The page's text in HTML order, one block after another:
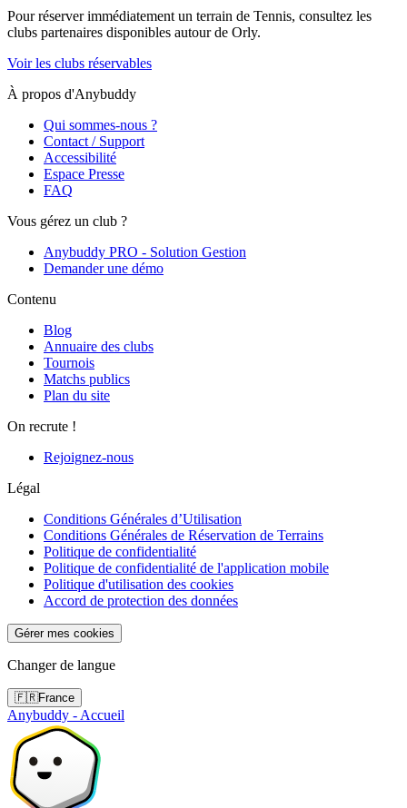
Pour réserver immédiatement un terrain de Tennis, consultez les
clubs partenaires disponibles autour de Orly.
Voir les clubs réservables
À propos d'Anybuddy
Qui sommes-nous ?
Contact / Support
Accessibilité
Espace Presse
FAQ
Vous gérez un club ?
Anybuddy PRO - Solution Gestion
Demander une démo
Contenu
Blog
Annuaire des clubs
Tournois
Matchs publics
Plan du site
On recrute !
Rejoignez-nous
Légal
Conditions Générales d’Utilisation
Conditions Générales de Réservation de Terrains
Politique de confidentialité
Politique de confidentialité de l'application mobile
Politique d'utilisation des cookies
Accord de protection des données
Gérer mes cookies
Changer de langue
🇫🇷France
Anybuddy - Accueil